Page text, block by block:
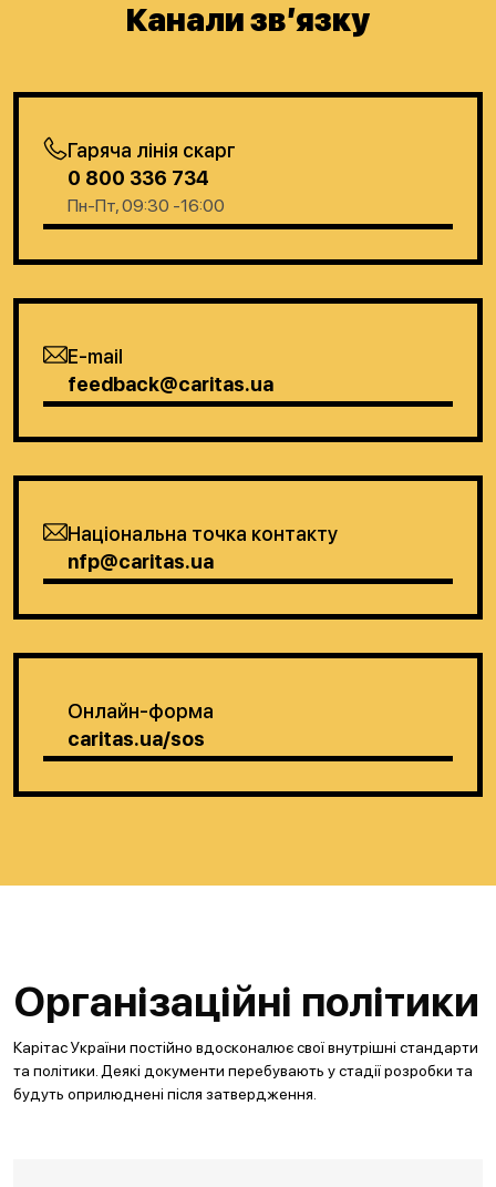
Канали зв’язку
Гаряча лінія скарг
0 800 336 734
Пн-Пт, 09:30 -16:00
E-mail
feedback@caritas.ua
Національна точка контакту
nfp@caritas.ua
Онлайн-форма
caritas.ua/sos
Організаційні політики
Карітас України постійно вдосконалює свої внутрішні стандарти
та політики. Деякі документи перебувають у стадії розробки та
будуть оприлюднені після затвердження.